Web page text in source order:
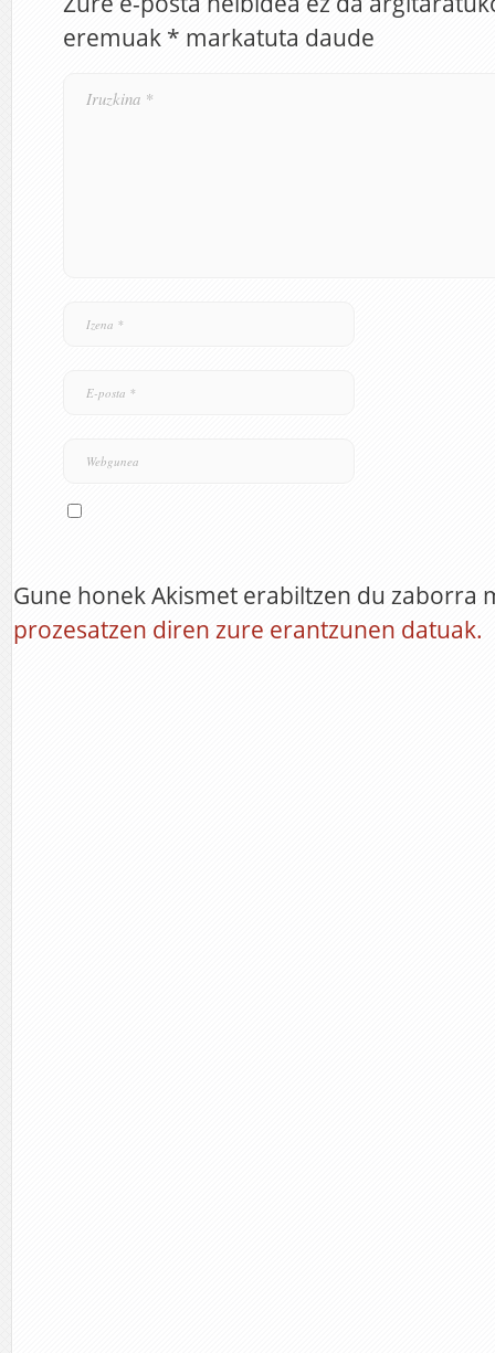
eremuak * markatuta daude
Gune honek Akismet erabiltzen du zaborra
prozesatzen diren zure erantzunen datuak.